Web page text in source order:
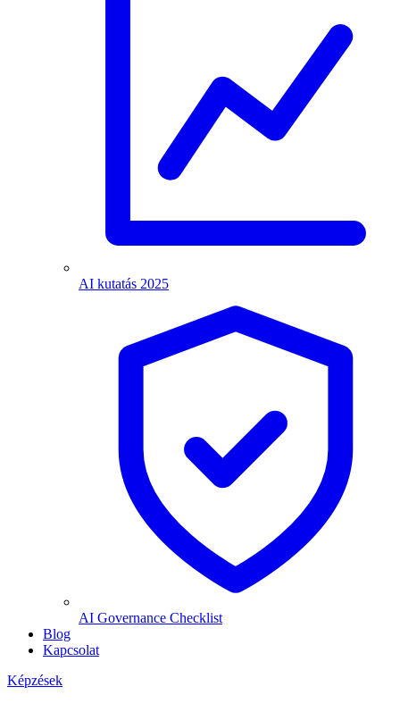
AI kutatás 2025
AI Governance Checklist
Blog
Kapcsolat
Képzések